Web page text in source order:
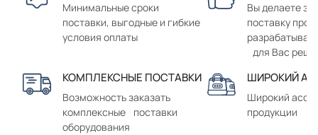
Минимальные сроки
поставки, выгодные и гибкие
условия оплаты
Вы делаете
поставку
для Вас
КОМПЛЕКСНЫЕ ПОСТАВКИ
Возможность заказать
комплексные поставки
оборудования
ШИРОКИЙ
Широкий
продукции